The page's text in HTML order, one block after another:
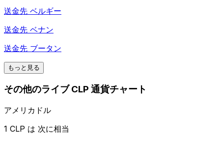
送金先 ベルギー
送金先 ベナン
送金先 ブータン
もっと見る
その他のライブ CLP 通貨チャート
アメリカドル
1 CLP は 次に相当